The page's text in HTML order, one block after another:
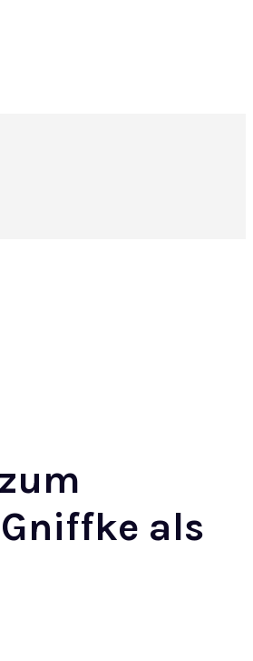
als